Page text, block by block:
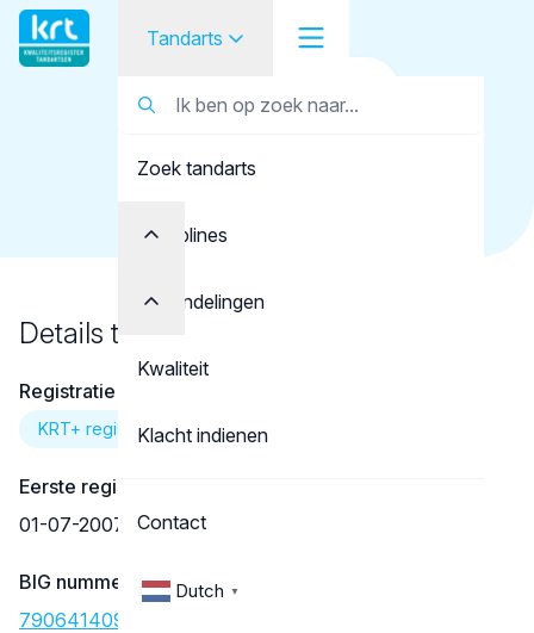
Tandarts
Student
Opleider
Zoek tandarts
Disciplines
Behandelingen
Kwaliteit
Klacht indienen
Contact
Dutch ▼
Tandarts
Hazemeijer, H.
Details tandarts
Registratie
KRT+ registratie
Eerste registratie
01-07-2007
BIG nummer
79064140902